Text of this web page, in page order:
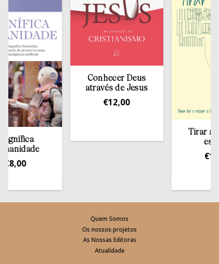
Conhecer Deus
através de Jesus
12,00
Tirar a
estante
13,50
Quem Somos
Os nossos projetos
As Nossas Editoras
Atualidade